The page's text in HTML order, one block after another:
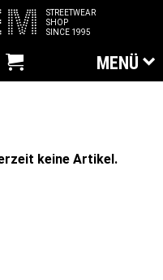
STREETWEAR
SHOP
SINCE 1995
MENÜ
keine Artikel.